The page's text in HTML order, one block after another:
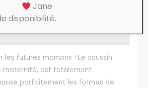
futures mamans ! Le coussin
maternité, est totalement
parfaitement les formes de
Jane
disponibilité.